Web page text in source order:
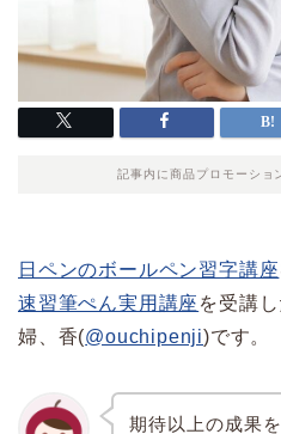
記事内に商品プロモーショ
日ペンのボールペン習字講座
速習筆ぺん実用講座 を受講
婦、香(@ouchipenji)です。
期待以上の成果